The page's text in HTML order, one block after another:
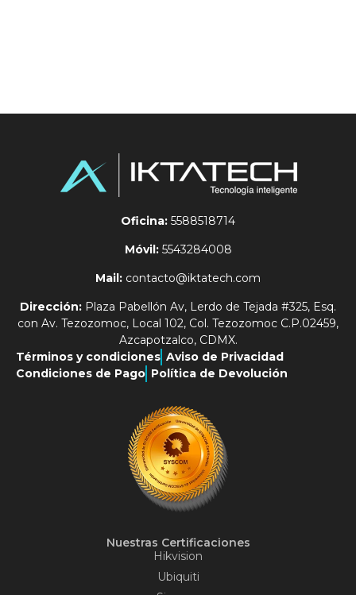
Oficina: 5588518714
Móvil:5543284008
Mail: contacto@iktatech.com
Dirección: Plaza Pabellón Av, Lerdo de Tejada #325, Esq.
con Av. Tezozomoc, Local 102, Col. Tezozomoc C.P.02459,
Azcapotzalco, CDMX.
Términos y condiciones Aviso de Privacidad
Condiciones de Pago Política de Devolución
Nuestras Certificaciones
Hikvision
Ubiquiti